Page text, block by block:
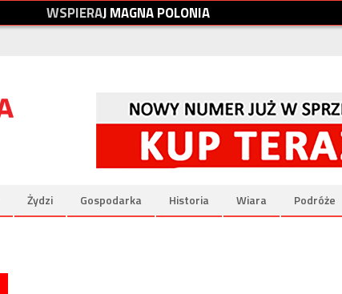
WSPIERAJMAGNAPOLONIA
Żydzi Gospodarka Historia Wiara Podróże